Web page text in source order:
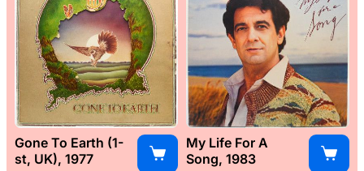
Gone To Earth (1-
st, UK), 1977
My Life For A
Song, 1983